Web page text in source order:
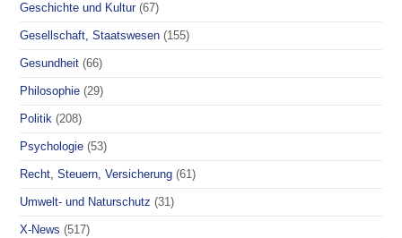
Geschichte und Kultur (67)
Gesellschaft, Staatswesen (155)
Gesundheit (66)
Philosophie (29)
Politik (208)
Psychologie (53)
Recht, Steuern, Versicherung (61)
Umwelt- und Naturschutz (31)
X-News (517)